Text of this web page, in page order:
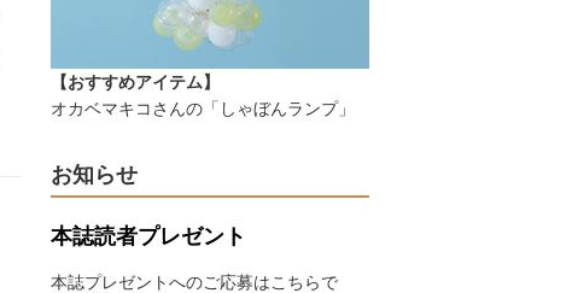
【おすすめアイテム】
オカベマキコさんの「しゃぼんランプ」
お知らせ
本誌読者プレゼント
本誌プレゼントへのご応募はこちらで